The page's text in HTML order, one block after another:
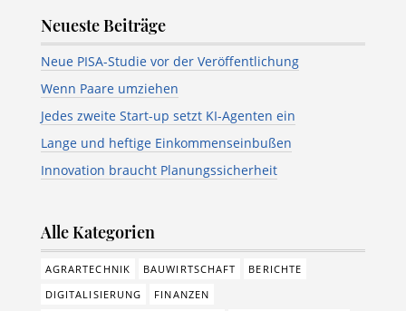
Neueste Beiträge
Neue PISA-Studie vor der Veröffentlichung
Wenn Paare umziehen
Jedes zweite Start-up setzt KI-Agenten ein
Lange und heftige Einkommenseinbußen
Innovation braucht Planungssicherheit
Alle Kategorien
AGRARTECHNIK BAUWIRTSCHAFT
BERICHTE
DIGITALISIERUNG
FINANZEN